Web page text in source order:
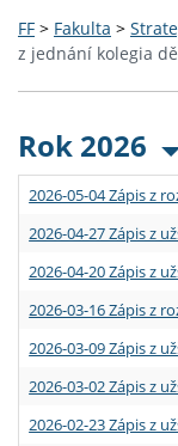
FF > Fakulta >
z jednání kolegia
Rok 2026
2026-05-04 Zápis z
2026-04-27 Zápis z
2026-04-20 Zápis z
2026-03-16 Zápis z
2026-03-09 Zápis z
2026-03-02 Zápis z
2026-02-23 Zápis z